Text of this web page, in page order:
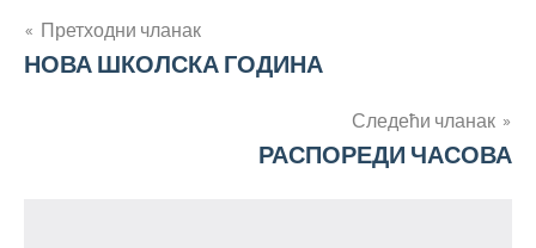
Кретање
чланка
Претходни чланак
НОВА ШКОЛСКА ГОДИНА
Следећи чланак
РАСПОРЕДИ ЧАСОВА